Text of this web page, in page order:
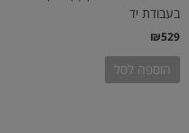
בעבודת יד
₪529
הוספה לסל